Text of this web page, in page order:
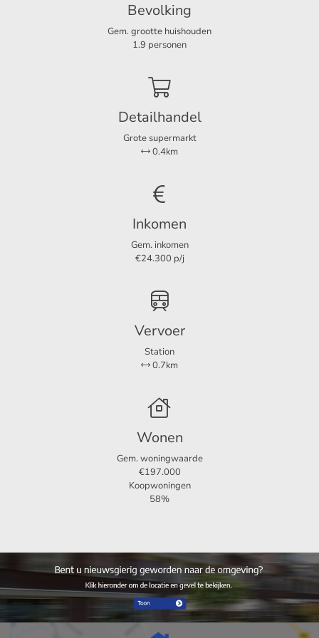
1
15 m²
Bevolking
Gem. grootte huishouden
1.9 personen
Detailhandel
Grote supermarkt
0.4km
Inkomen
Gem. inkomen
€24.300 p/j
Vervoer
Station
0.7km
Wonen
Gem. woningwaarde
€197.000
Koopwoningen
58%